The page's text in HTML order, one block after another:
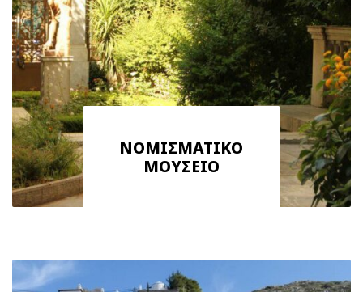
ΝΟΜΙΣΜΑΤΙΚΟ
ΜΟΥΣΕΙΟ